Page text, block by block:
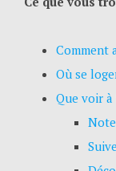
Comment
Où se
Que voir à